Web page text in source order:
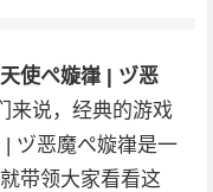
使ぺ嫙嵂 | ヅ恶
来说，经典的游戏
ヅ恶魔ぺ嫙嵂是一
带领大家看看这